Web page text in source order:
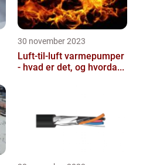
30 november 2023
Luft-til-luft varmepumper
- hvad er det, og hvorda...